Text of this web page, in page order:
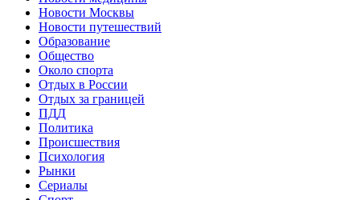
Новости Москвы
Новости путешествий
Образование
Общество
Около спорта
Отдых в России
Отдых за границей
ПДД
Политика
Происшествия
Психология
Рынки
Сериалы